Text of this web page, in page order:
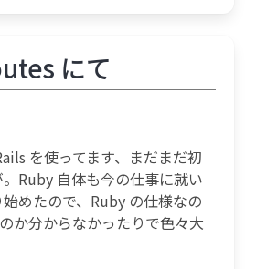
にて
を使ってます、まだまだ初
Ruby 自体も今の仕事に就い
めたので、Ruby の仕様なの
か分からなかったりで色々大